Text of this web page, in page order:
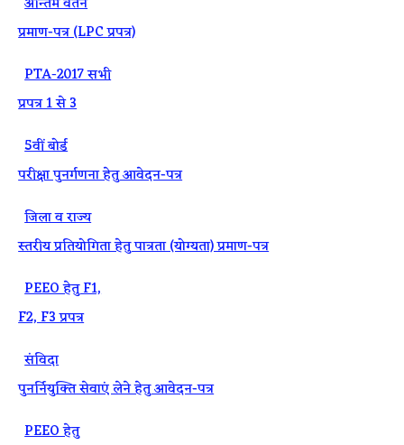
प्रमाण-पत्र (LPC प्रपत्र)
PTA-2017 सभी
प्रपत्र 1 से 3
5वीं बोर्ड
परीक्षा पुनर्गणना हेतु आवेदन-पत्र
जिला व राज्य
स्तरीय प्रतियोगिता हेतु पात्रता (योग्यता) प्रमाण-पत्र
PEEO हेतु F1,
F2, F3 प्रपत्र
संविदा
पुनर्नियुक्ति सेवाएं लेने हेतु आवेदन-पत्र
PEEO हेतु